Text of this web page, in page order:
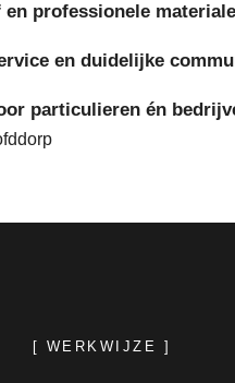
en professionele
en duidelijke
particulieren én
[ WERKWIJZE ]